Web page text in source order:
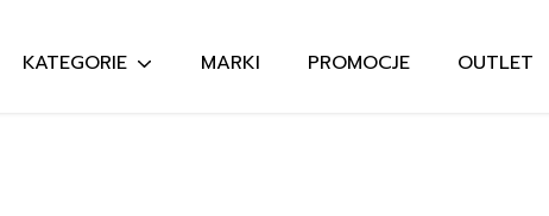
KATEGORIE MARKI PROMOCJE OUTLET